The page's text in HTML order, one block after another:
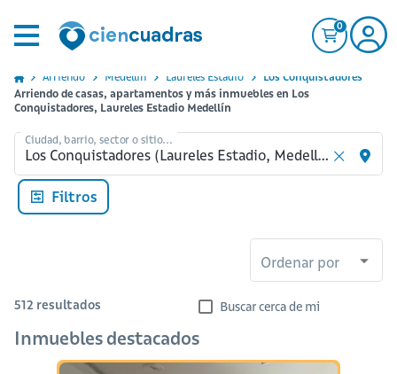
0
Arriendo Medellin Laureles Estadio
Los Conquistadores
Arriendo de casas, apartamentos y más inmuebles en Los
Conquistadores, Laureles Estadio Medellín
Ciudad, barrio, sector o sitio...
Filtros
Ordenar por
512 resultados Buscar cerca de mi
Inmuebles destacados